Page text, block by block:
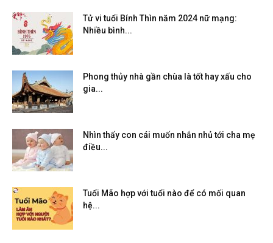
Tử vi tuổi Bính Thìn năm 2024 nữ mạng:
Nhiều bình...
Phong thủy nhà gần chùa là tốt hay xấu cho
gia...
Nhìn thấy con cái muốn nhắn nhủ tới cha mẹ
điều...
Tuổi Mão hợp với tuổi nào để có mối quan
hệ...